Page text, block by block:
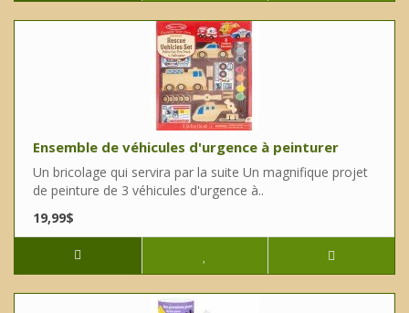
Ensemble de véhicules d'urgence à peinturer
Un bricolage qui servira par la suite Un magnifique projet
de peinture de 3 véhicules d'urgence à..
19,99$